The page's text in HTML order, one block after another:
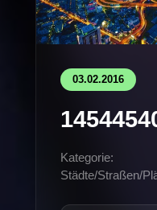
03.02.2016
Kategorie:
Städte/Straßen/